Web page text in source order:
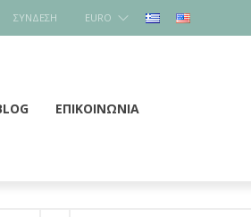
ΣΎΝΔΕΣΗ EURO
ΕΠΙΚΟΙΝΩΝΊΑ